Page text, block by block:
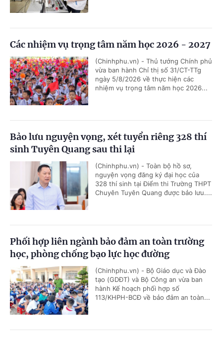
Các nhiệm vụ trọng tâm năm học 2026 - 2027
(Chinhphu.vn) - Thủ tướng Chính phủ
vừa ban hành Chỉ thị số 31/CT-TTg
ngày 5/8/2026 về thực hiện các
nhiệm vụ trọng tâm năm học 2026...
Bảo lưu nguyện vọng, xét tuyển riêng 328 thí
sinh Tuyên Quang sau thi lại
(Chinhphu.vn) - Toàn bộ hồ sơ,
nguyện vọng đăng ký đại học của
328 thí sinh tại Điểm thi Trường THPT
Chuyên Tuyên Quang được bảo lưu....
Phối hợp liên ngành bảo đảm an toàn trường
học, phòng chống bạo lực học đường
(Chinhphu.vn) - Bộ Giáo dục và Đào
tạo (GDĐT) và Bộ Công an vừa ban
hành Kế hoạch phối hợp số
113/KHPH-BCĐ về bảo đảm an toàn...